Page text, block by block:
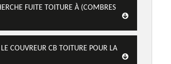
FUITE TOITURE À (COMBRES
COUVREUR CB TOITURE POUR LA